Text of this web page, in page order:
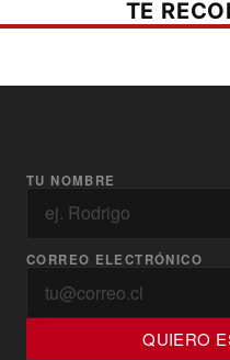
TE
TU NOMBRE
CORREO ELECTRÓNICO
QUIERO